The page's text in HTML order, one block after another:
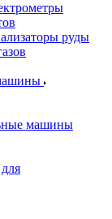
руды
машины